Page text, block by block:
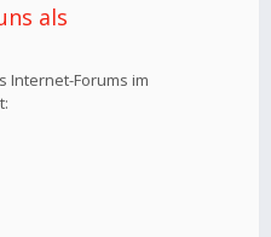
als
Internet-Forums im